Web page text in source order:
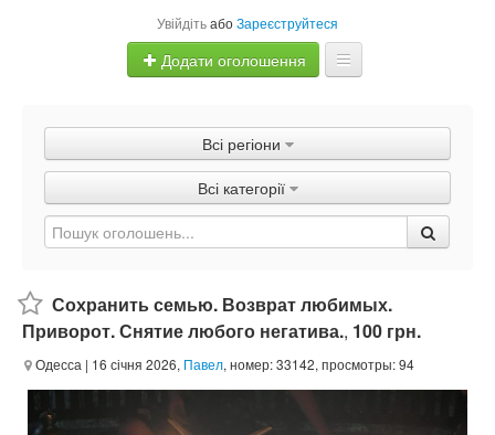
УвійдітьабоЗареєструйтеся
Додати оголошення
Оголошення
Швидка продаж
Всі регіони
Всі категорії
Сохранить семью. Возврат любимых.
Приворот. Снятие любого негатива., 100 грн.
Одесса | 16 січня 2026, Павел, номер: 33142, просмотры: 94